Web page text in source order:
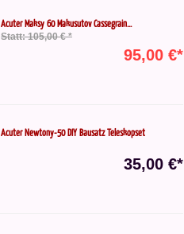
Acuter Maksy 60 Makusutov Cassegrain...
Statt: 105,00 € *
95,00 €*
Acuter Newtony-50 DIY Bausatz Teleskopset
35,00 €*